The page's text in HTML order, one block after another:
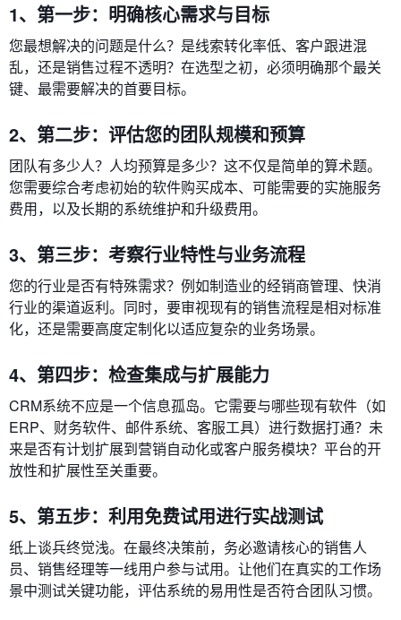
1、第一步：明确核心需求与目标
您最想解决的问题是什么？是线索转化率低、客户跟进混
乱，还是销售过程不透明？在选型之初，必须明确那个最关
键、最需要解决的首要目标。
2、第二步：评估您的团队规模和预算
团队有多少人？人均预算是多少？这不仅是简单的算术题。
您需要综合考虑初始的软件购买成本、可能需要的实施服务
费用，以及长期的系统维护和升级费用。
3、第三步：考察行业特性与业务流程
您的行业是否有特殊需求？例如制造业的经销商管理、快消
行业的渠道返利。同时，要审视现有的销售流程是相对标准
化，还是需要高度定制化以适应复杂的业务场景。
4、第四步：检查集成与扩展能力
CRM系统不应是一个信息孤岛。它需要与哪些现有软件（如
ERP、财务软件、邮件系统、客服工具）进行数据打通？未
来是否有计划扩展到营销自动化或客户服务模块？平台的开
放性和扩展性至关重要。
5、第五步：利用免费试用进行实战测试
纸上谈兵终觉浅。在最终决策前，务必邀请核心的销售人
员、销售经理等一线用户参与试用。让他们在真实的工作场
景中测试关键功能，评估系统的易用性是否符合团队习惯。